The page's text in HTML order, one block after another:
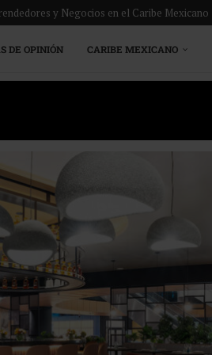
y Negocios en el Caribe Mexicano
DE OPINIÓN CARIBE MEXICANO